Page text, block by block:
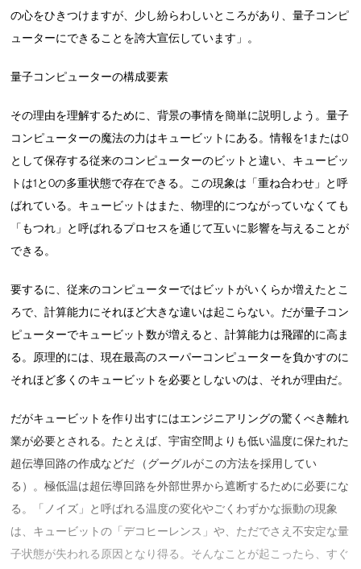
の心をひきつけますが、少し紛らわしいところがあり、量子コンピ
ューターにできることを誇大宣伝しています」。
量子コンピューターの構成要素
その理由を理解するために、背景の事情を簡単に説明しよう。量子
コンピューターの魔法の力はキュービットにある。情報を1または0
として保存する従来のコンピューターのビットと違い、キュービッ
トは1と0の多重状態で存在できる。この現象は「重ね合わせ」と呼
ばれている。キュービットはまた、物理的につながっていなくても
「もつれ」と呼ばれるプロセスを通じて互いに影響を与えることが
できる。
要するに、従来のコンピューターではビットがいくらか増えたとこ
ろで、計算能力にそれほど大きな違いは起こらない。だが量子コン
ピューターでキュービット数が増えると、計算能力は飛躍的に高ま
る。原理的には、現在最高のスーパーコンピューターを負かすのに
それほど多くのキュービットを必要としないのは、それが理由だ。
だがキュービットを作り出すにはエンジニアリングの驚くべき離れ
業が必要とされる。たとえば、宇宙空間よりも低い温度に保たれた
超伝導回路の作成などだ （グーグルがこの方法を採用してい
る）。極低温は超伝導回路を外部世界から遮断するために必要にな
る。「ノイズ」と呼ばれる温度の変化やごくわずかな振動の現象
は、キュービットの「デコヒーレンス」や、ただでさえ不安定な量
子状態が失われる原因となり得る。そんなことが起こったら、すぐ